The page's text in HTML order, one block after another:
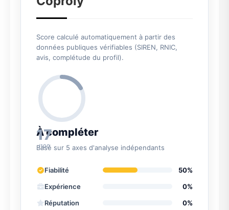
Score calculé automatiquement à partir des
données publiques vérifiables (SIREN, RNIC,
avis, complétude du profil).
17
/100
À compléter
Basé sur 5 axes d'analyse indépendants
Fiabilité
50%
Expérience
0%
Réputation
0%